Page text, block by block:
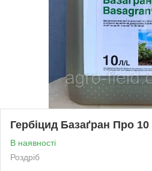
Гербіцид Базаґран Про
В наявності
Роздріб